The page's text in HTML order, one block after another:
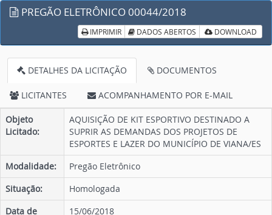
PREGÃO ELETRÔNICO 00044/2018
IMPRIMIR DADOS ABERTOS DOWNLOAD
DETALHES DA LICITAÇÃO DOCUMENTOS
LICITANTES ACOMPANHAMENTO POR E-MAIL
Objeto
Licitado:
AQUISIÇÃO DE KIT ESPORTIVO DESTINADO A
SUPRIR AS DEMANDAS DOS PROJETOS DE
ESPORTES E LAZER DO MUNICÍPIO DE VIANA/ES
Modalidade:
Pregão Eletrônico
Situação:
Homologada
Data de
15/06/2018